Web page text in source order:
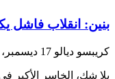
بنين: انقلاب فاشل
كريبسو ديالو 17 ديسمبر، 2025